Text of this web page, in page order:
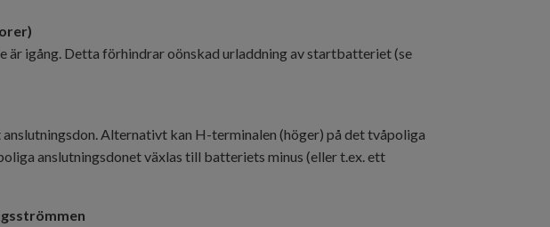
igång. Detta förhindrar oönskad urladdning av startbatteriet (se
Alternativt kan H-terminalen (höger) på det tvåpoliga
anslutningsdonet växlas till batteriets minus (eller t.ex. ett